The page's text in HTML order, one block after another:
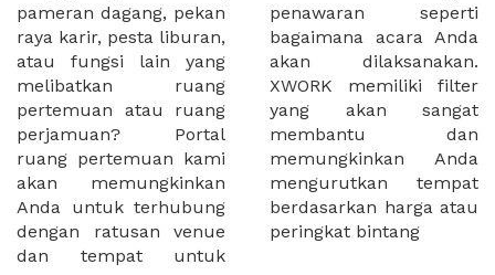
pameran dagang, pekan
raya karir, pesta liburan,
atau fungsi lain yang
melibatkan ruang
pertemuan atau ruang
perjamuan? Portal
ruang pertemuan kami
akan memungkinkan
Anda untuk terhubung
dengan ratusan venue
dan tempat untuk
penawaran seperti
bagaimana acara Anda
akan dilaksanakan.
XWORK memiliki filter
yang akan sangat
membantu dan
memungkinkan Anda
mengurutkan tempat
berdasarkan harga atau
peringkat bintang